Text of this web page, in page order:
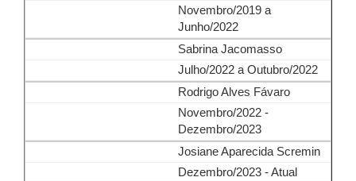
Novembro/2019 a
Junho/2022
Sabrina Jacomasso
Julho/2022 a Outubro/2022
Rodrigo Alves Fávaro
Novembro/2022 -
Dezembro/2023
Josiane Aparecida Scremin
Dezembro/2023 - Atual